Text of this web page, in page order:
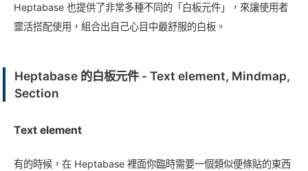
Heptabase 也提供了非常多種不同的「白板元件」，來讓使用者
靈活搭配使用，組合出自己心目中最舒服的白板。
Heptabase 的白板元件 - Text element, Mindmap,
Section
Text element
有的時候，在 Heptabase 裡面你臨時需要一個類似便條貼的東西